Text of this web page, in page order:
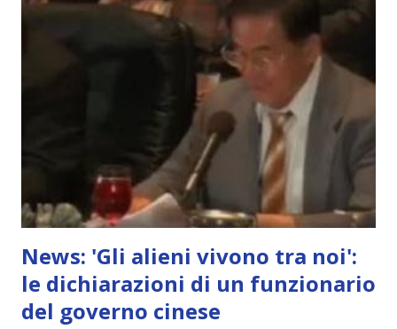
News: 'Gli alieni vivono tra noi':
le dichiarazioni di un funzionario
del governo cinese